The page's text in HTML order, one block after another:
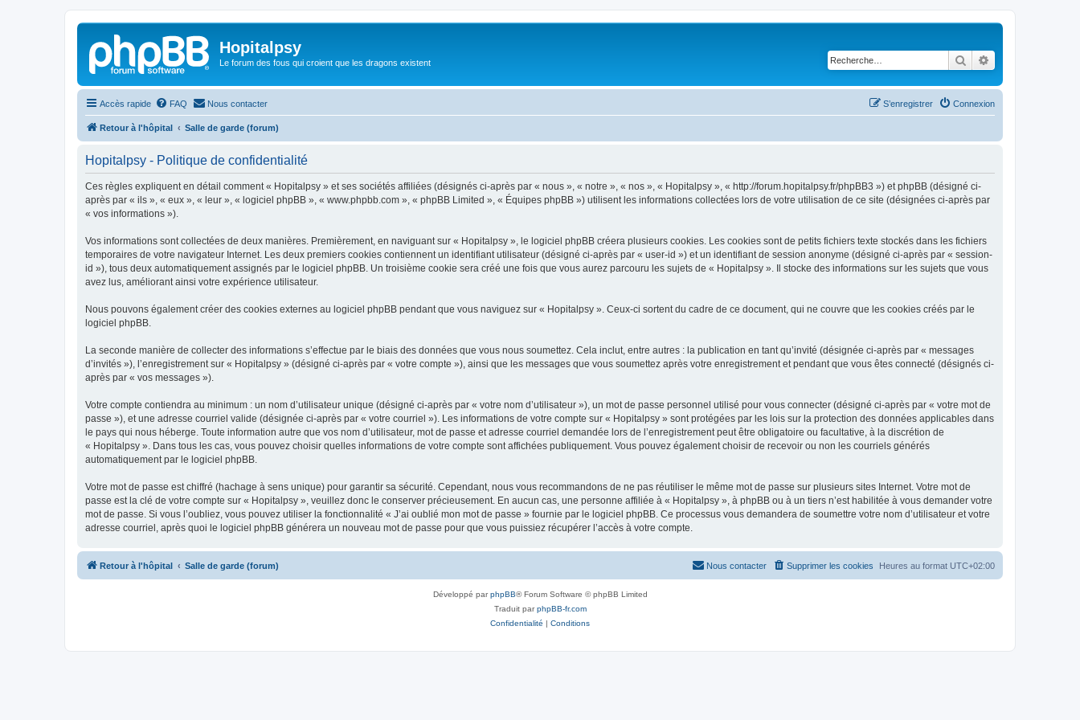
Hopitalpsy
Le forum des fous qui croient que les dragons existent Rechercher
Accès rapide FAQ Nous contacter Connexion
S’enregistrer
Retour à l'hôpital Salle de garde (forum)
Hopitalpsy - Politique de confidentialité
Ces règles expliquent en détail comment « Hopitalpsy » et ses sociétés affiliées (désignés ci-après par « nous », « notre », « nos », « Hopitalpsy », « http://forum.hopitalpsy.fr/phpBB3 ») et phpBB (désigné ci-
après par « ils », « eux », « leur », « logiciel phpBB », « www.phpbb.com », « phpBB Limited », « Équipes phpBB ») utilisent les informations collectées lors de votre utilisation de ce site (désignées ci-après par
« vos informations »).
Vos informations sont collectées de deux manières. Premièrement, en naviguant sur « Hopitalpsy », le logiciel phpBB créera plusieurs cookies. Les cookies sont de petits fichiers texte stockés dans les fichiers
temporaires de votre navigateur Internet. Les deux premiers cookies contiennent un identifiant utilisateur (désigné ci-après par « user-id ») et un identifiant de session anonyme (désigné ci-après par « session-
id »), tous deux automatiquement assignés par le logiciel phpBB. Un troisième cookie sera créé une fois que vous aurez parcouru les sujets de « Hopitalpsy ». Il stocke des informations sur les sujets que vous
avez lus, améliorant ainsi votre expérience utilisateur.
Nous pouvons également créer des cookies externes au logiciel phpBB pendant que vous naviguez sur « Hopitalpsy ». Ceux-ci sortent du cadre de ce document, qui ne couvre que les cookies créés par le
logiciel phpBB.
La seconde manière de collecter des informations s’effectue par le biais des données que vous nous soumettez. Cela inclut, entre autres : la publication en tant qu’invité (désignée ci-après par « messages
d’invités »), l’enregistrement sur « Hopitalpsy » (désigné ci-après par « votre compte »), ainsi que les messages que vous soumettez après votre enregistrement et pendant que vous êtes connecté (désignés ci-
après par « vos messages »).
Votre compte contiendra au minimum : un nom d’utilisateur unique (désigné ci-après par « votre nom d’utilisateur »), un mot de passe personnel utilisé pour vous connecter (désigné ci-après par « votre mot de
passe »), et une adresse courriel valide (désignée ci-après par « votre courriel »). Les informations de votre compte sur « Hopitalpsy » sont protégées par les lois sur la protection des données applicables dans
le pays qui nous héberge. Toute information autre que vos nom d’utilisateur, mot de passe et adresse courriel demandée lors de l’enregistrement peut être obligatoire ou facultative, à la discrétion de
« Hopitalpsy ». Dans tous les cas, vous pouvez choisir quelles informations de votre compte sont affichées publiquement. Vous pouvez également choisir de recevoir ou non les courriels générés
automatiquement par le logiciel phpBB.
Votre mot de passe est chiffré (hachage à sens unique) pour garantir sa sécurité. Cependant, nous vous recommandons de ne pas réutiliser le même mot de passe sur plusieurs sites Internet. Votre mot de
passe est la clé de votre compte sur « Hopitalpsy », veuillez donc le conserver précieusement. En aucun cas, une personne affiliée à « Hopitalpsy », à phpBB ou à un tiers n’est habilitée à vous demander votre
mot de passe. Si vous l’oubliez, vous pouvez utiliser la fonctionnalité « J’ai oublié mon mot de passe » fournie par le logiciel phpBB. Ce processus vous demandera de soumettre votre nom d’utilisateur et votre
adresse courriel, après quoi le logiciel phpBB générera un nouveau mot de passe pour que vous puissiez récupérer l’accès à votre compte.
Retour à l'hôpital Salle de garde (forum) Heures au format UTC+02:00
Supprimer les cookies
Nous contacter
Développé parphpBB® Forum Software © phpBB Limited
Traduit parphpBB-fr.com
Confidentialité | Conditions